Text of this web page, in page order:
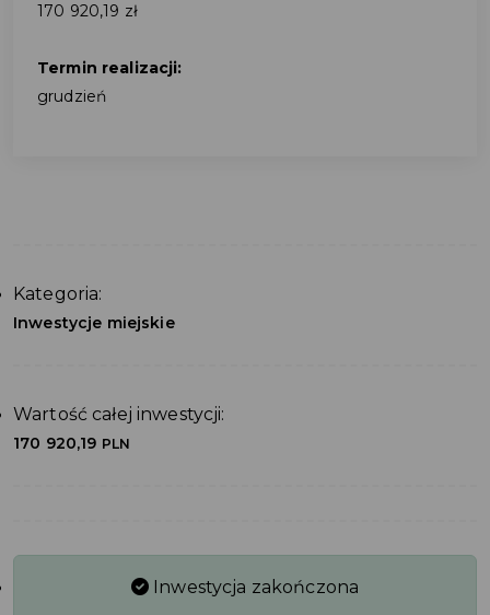
170 920,19 zł
Termin realizacji:
grudzień
Kategoria:
Inwestycje miejskie
Wartość całej inwestycji:
170 920,19 PLN
Inwestycja zakończona